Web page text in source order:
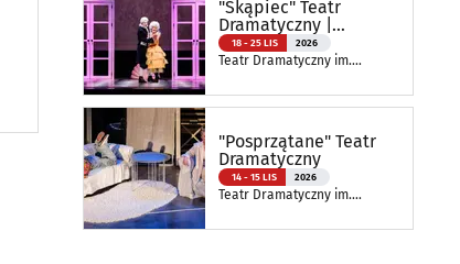
"Skąpiec" Teatr
Dramatyczny |
Spektakl Szkolny
18 - 25 LIS 2026
Teatr Dramatyczny im.
"Posprzątane" Teatr
Dramatyczny
14 - 15 LIS 2026
Teatr Dramatyczny im.